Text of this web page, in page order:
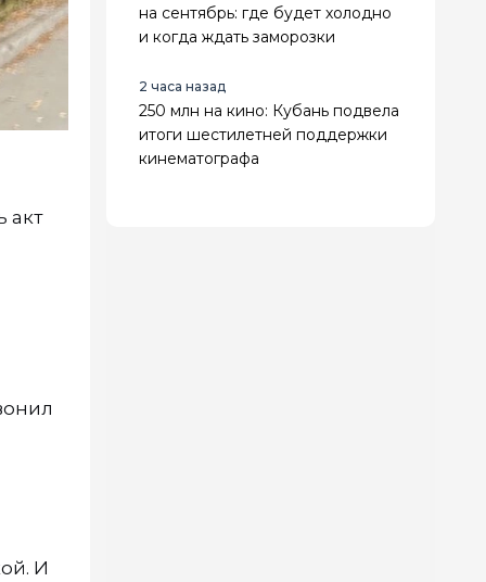
акт
И
на сентябрь: где будет холодно
и когда ждать заморозки
2 часа назад
250 млн на кино: Кубань подвела
итоги шестилетней поддержки
кинематографа